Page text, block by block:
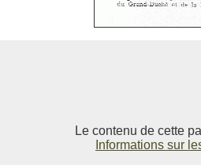
Le contenu de cette
Informations sur